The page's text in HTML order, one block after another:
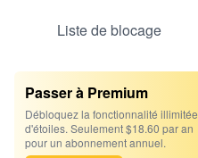
Liste de blocage
Passer à Premium
Débloquez la fonctionnalité illimitée
d'étoiles. Seulement $18.60 par an
pour un abonnement annuel.